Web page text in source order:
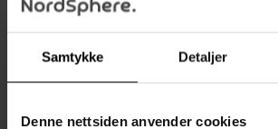
Samtykke Detaljer
Denne nettsiden anvender cookies
perfekt i stuen, gangen eller soverommet.
polyesterstoff som gir en myk og stilren
tilpasset ulike interiørstiler.
Komfortabel og Stabil Konstruksjon